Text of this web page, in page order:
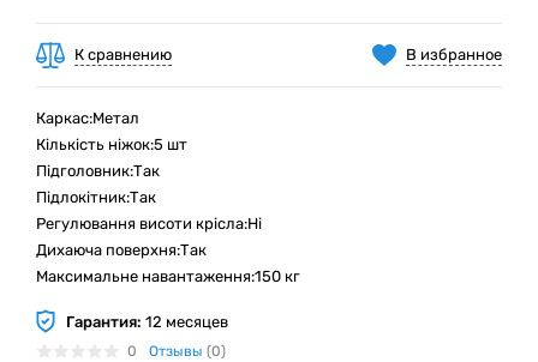
В избранное
К сравнению
Каркас:Метал
Кількість ніжок:5 шт
Підголовник:Так
Підлокітник:Так
Регулювання висоти крісла:Ні
Дихаюча поверхня:Так
Максимальне навантаження:150 кг
Гарантия: 12 месяцев
0 Отзывы (0)